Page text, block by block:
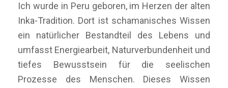
Ich wurde in Peru geboren, im Herzen der alten
Inka-Tradition. Dort ist schamanisches Wissen
ein natürlicher Bestandteil des Lebens und
umfasst Energiearbeit, Naturverbundenheit und
tiefes Bewusstsein für die seelischen
Prozesse des Menschen. Dieses Wissen